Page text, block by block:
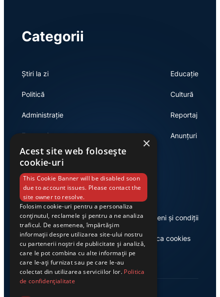
Categorii
Știri la zi
Politică
Administrație
Economie
Educație
Cultură
Reportaj
Anunțuri
Link-uri utile
Despre noi
Casa de editură Exclusiv
Termeni și condiții
Politica cookies
×
Acest site web folosește
cookie-uri
This Cookie Banner will be disabled soon
due to account issues. Please contact the
site owner to resolve.
Folosim cookie-uri pentru a personaliza
conținutul, reclamele și pentru a ne analiza
traficul. De asemenea, împărtășim
informații despre utilizarea site-ului nostru
cu partenerii noștri de publicitate și analiză,
care le pot combina cu alte informații pe
care le-ați furnizat sau pe care le-au
colectat din utilizarea serviciilor lor. Politica
de confidențialitate